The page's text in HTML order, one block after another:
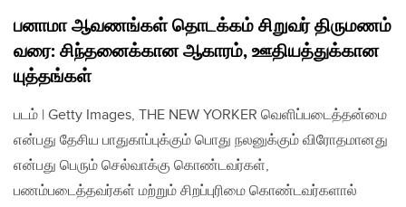
பனாமா ஆவணங்கள் தொடக்கம் சிறுவர் திருமணம்
வரை: சிந்தனைக்கான ஆகாரம், ஊதியத்துக்கான
யுத்தங்கள்
படம் | Getty Images, THE NEW YORKER வெளிப்படைத்தன்மை
என்பது தேசிய பாதுகாப்புக்கும் பொது நலனுக்கும் விரோதமானது
என்பது பெரும் செல்வாக்கு கொண்டவர்கள்,
பணம்படைத்தவர்கள் மற்றும் சிறப்புரிமை கொண்டவர்களால்